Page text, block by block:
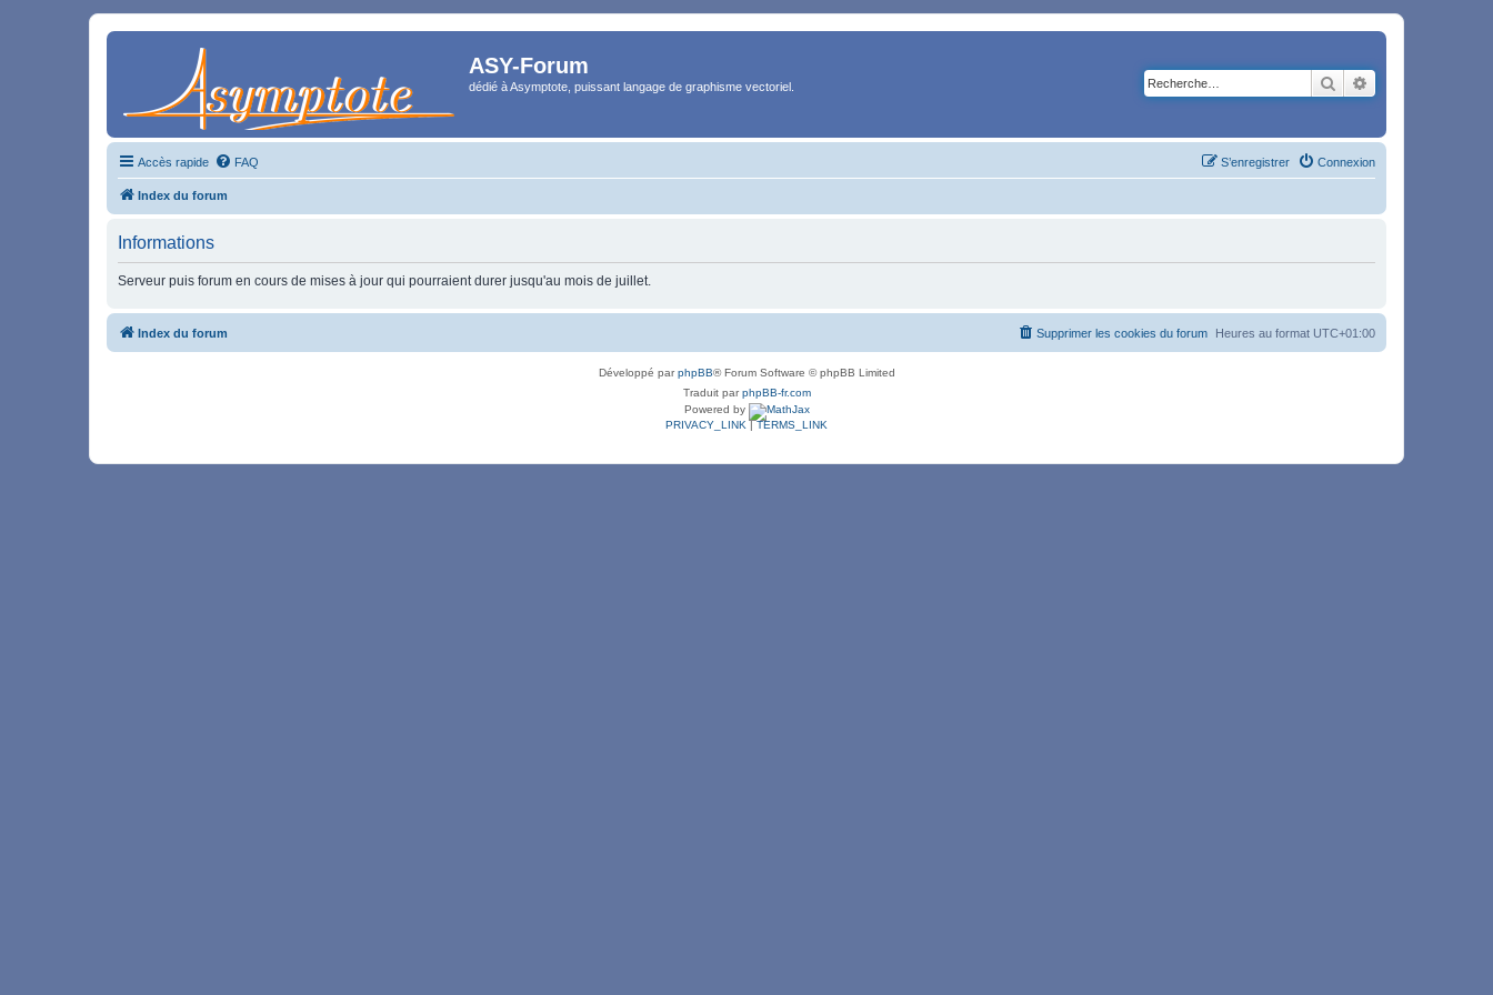
ASY-Forum
dédié à Asymptote, puissant langage de graphisme vectoriel. Rechercher
Accès rapide FAQ Connexion
S’enregistrer
Index du forum
Informations
Serveur puis forum en cours de mises à jour qui pourraient durer jusqu'au mois de juillet.
Index du forum Heures au format UTC+01:00
Supprimer les cookies du forum
Développé parphpBB® Forum Software © phpBB Limited
Traduit parphpBB-fr.com
Powered by
PRIVACY_LINK |TERMS_LINK